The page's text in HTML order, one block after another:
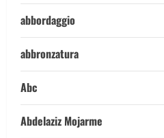
abbordaggio
abbronzatura
Abc
Abdelaziz Mojarme